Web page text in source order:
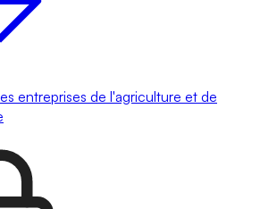
entreprises de l'agriculture et de